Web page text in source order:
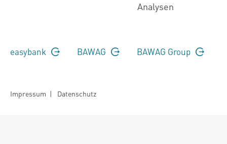
Analysen
easybank BAWAG BAWAG Group
Impressum | Datenschutz